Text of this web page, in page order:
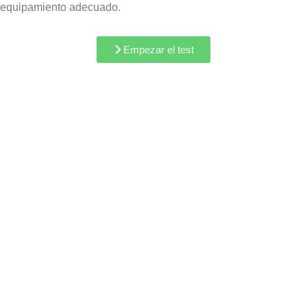
equipamiento adecuado.
Empezar el test